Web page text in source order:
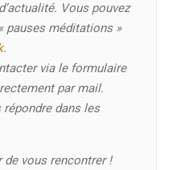
Vous pouvez
pauses méditations »
.
via le formulaire
par mail.
dans les
de vous rencontrer !